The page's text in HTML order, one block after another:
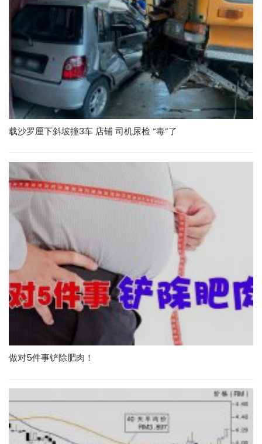
载沙罗厘下斜坡撞3车 店铺 司机尿检 “毒”了
做对5件事铲除肥肉！